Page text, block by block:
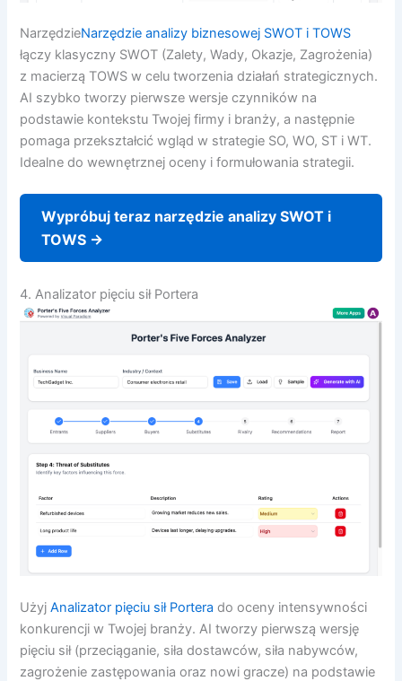
NarzędzieNarzędzie analizy biznesowej SWOT i TOWS
łączy klasyczny SWOT (Zalety, Wady, Okazje, Zagrożenia)
z macierzą TOWS w celu tworzenia działań strategicznych.
AI szybko tworzy pierwsze wersje czynników na
podstawie kontekstu Twojej firmy i branży, a następnie
pomaga przekształcić wgląd w strategie SO, WO, ST i WT.
Idealne do wewnętrznej oceny i formułowania strategii.
Wypróbuj teraz narzędzie analizy SWOT i
TOWS →
4. Analizator pięciu sił Portera
UżyjAnalizator pięciu sił Portera do oceny intensywności
konkurencji w Twojej branży. AI tworzy pierwszą wersję
pięciu sił (przeciąganie, siła dostawców, siła nabywców,
zagrożenie zastępowania oraz nowi gracze) na podstawie